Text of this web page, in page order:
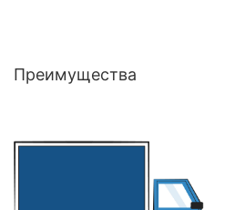
Преимущества